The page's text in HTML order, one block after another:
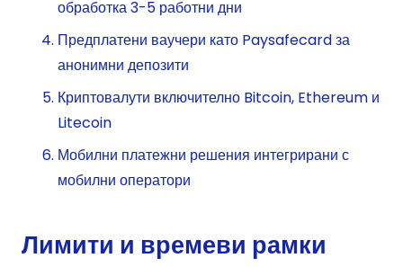
обработка 3-5 работни дни
Предплатени ваучери като Paysafecard за
анонимни депозити
Криптовалути включително Bitcoin, Ethereum и
Litecoin
Мобилни платежни решения интегрирани с
мобилни оператори
Лимити и времеви рамки